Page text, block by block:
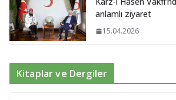
anlamlı ziyaret
15.04.2026
Kitaplar ve Dergiler